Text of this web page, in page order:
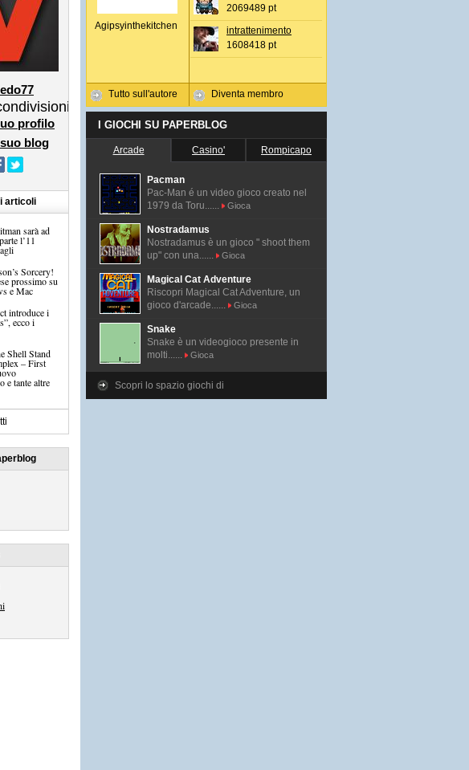
profilo
blog
articoli
sarà ad
l’11
Sorcery!
prossimo su
e Mac
introduce i
ecco i
Shell Stand
– First
e tante altre
Agipsyinthekitchen
Tutto sull'autore
2069489 pt
intrattenimento
1608418 pt
Diventa membro
I GIOCHI SU PAPERBLOG
Arcade Casino' Rompicapo
Pacman
Pac-Man é un video gioco creato nel
1979 da Toru......
Gioca
Nostradamus
Nostradamus è un gioco " shoot them
up" con una......
Gioca
Magical Cat Adventure
Riscopri Magical Cat Adventure, un
gioco d'arcade......
Gioca
Snake
Snake è un videogioco presente in
molti......
Gioca
Scopri lo spazio giochi di